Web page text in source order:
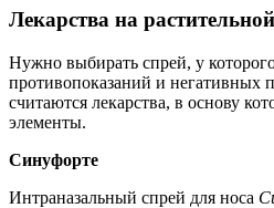
Лекарства на
Нужно выбирать спрей, у
противопоказаний и негативных
считаются лекарства, в основу
элементы.
Синуфорте
Интраназальный спрей для носа